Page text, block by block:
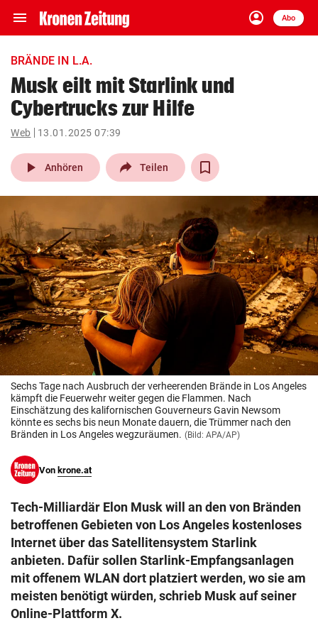
menu Navigation
ein-/ausklappen
account_circle
Anmelden
Abo
close Schließen
account_circle Anmelden
pin_drop
Wien arrow_right
bookmark
search
Suchbegriff
eingeben
© Krone Multimedia GmbH & Co KG 2026
Muthgasse 2, 1190 Wien
BRÄNDE IN L.A.
Musk eilt mit Starlink und
Cybertrucks zur Hilfe
Web 13.01.2025 07:39
play_arrow Anhören Teilen
Sechs Tage nach Ausbruch der verheerenden Brände in Los Angeles
kämpft die Feuerwehr weiter gegen die Flammen. Nach
Einschätzung des kalifornischen Gouverneurs Gavin Newsom
könnte es sechs bis neun Monate dauern, die Trümmer nach den
Bränden in Los Angeles wegzuräumen. (Bild: APA/AP)
Von krone.at
Tech-Milliardär Elon Musk will an den von Bränden
betroffenen Gebieten von Los Angeles kostenloses
Internet über das Satellitensystem Starlink
anbieten. Dafür sollen Starlink-Empfangsanlagen
mit offenem WLAN dort platziert werden, wo sie am
meisten benötigt würden, schrieb Musk auf seiner
Online-Plattform X.